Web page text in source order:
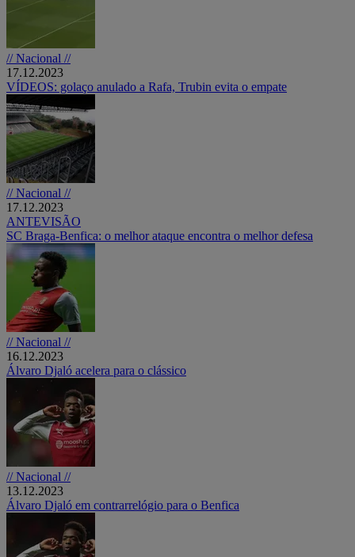
// Nacional //
17.12.2023
VÍDEOS: golaço anulado a Rafa, Trubin evita o empate
// Nacional //
17.12.2023
ANTEVISÃO
SC Braga-Benfica: o melhor ataque encontra o melhor defesa
// Nacional //
16.12.2023
Álvaro Djaló acelera para o clássico
// Nacional //
13.12.2023
Álvaro Djaló em contrarrelógio para o Benfica